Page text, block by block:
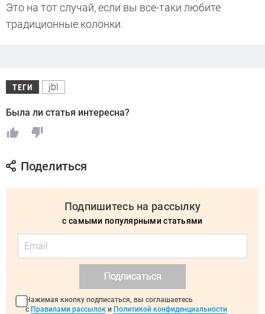
Это на тот случай, если вы все-таки любите
традиционные колонки.
ТЕГИ jbl
Была ли статья интересна?
Поделиться
Подпишитесь на рассылку
с самыми популярными статьями
Подписаться
Нажимая кнопку подписаться, вы соглашаетесь
с Правилами рассылок и Политикой конфиденциальности